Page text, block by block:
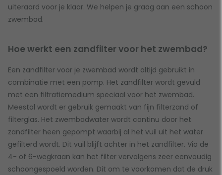
uiteraard voor je klaar. We helpen je graag aan een schoon
zwembad.
Hoe werkt een zandfilter voor het zwembad?
Een zandfilter voor je zwembad wordt altijd gebruikt in
combinatie met een pomp. Het zandfilter wordt gevuld
met een filtratiemedium speciaal voor het zwembad.
Meestal wordt er gebruik gemaakt van fijn filterzand of
filterglas. Het zwembadwater wordt continu door het
zandfilter heen gepompt waarbij al het vuil uit het water
gefilterd wordt. Dit vuil blijft achter in het zandfilter. Via de
4- of 6-wegkraan kan het filter vervolgens zeer eenvoudig
schoongespoeld worden. Dit om te voorkomen dat de druk